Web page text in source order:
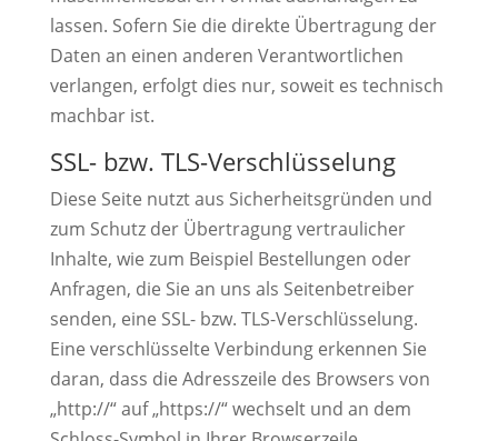
lassen. Sofern Sie die direkte Übertragung der
Daten an einen anderen Verantwortlichen
verlangen, erfolgt dies nur, soweit es technisch
machbar ist.
SSL- bzw. TLS-Verschlüsselung
Diese Seite nutzt aus Sicherheitsgründen und
zum Schutz der Übertragung vertraulicher
Inhalte, wie zum Beispiel Bestellungen oder
Anfragen, die Sie an uns als Seitenbetreiber
senden, eine SSL- bzw. TLS-Verschlüsselung.
Eine verschlüsselte Verbindung erkennen Sie
daran, dass die Adresszeile des Browsers von
„http://“ auf „https://“ wechselt und an dem